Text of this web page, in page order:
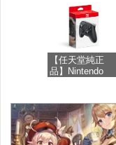
【オンラインゲ
ームコード】
ロブロックス |
オンラインコー
ド版
価格：¥1,300
【任天堂純正
品】Nintendo
価格：¥9,980